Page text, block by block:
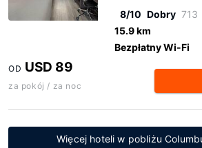
8/10 Dobry 713
15.9 km
Bezpłatny Wi-Fi
OD USD 89
za pokój / za noc
Więcej hoteli w pobliżu